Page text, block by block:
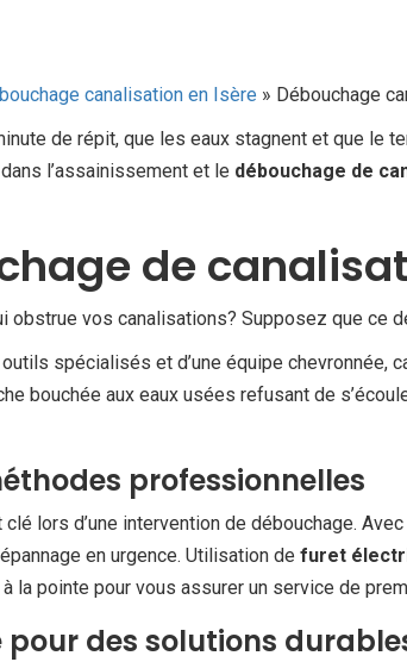
canalisation en Isère » Débouchage
de répit, que les eaux stagnent et que le
l’assainissement et le débouchage de
de
obstrue vos canalisations? Supposez que ce
spécialisés et d’une équipe chevronnée,
bouchée aux eaux usées refusant de
professionnelles
lors d’une intervention de débouchage.
en urgence. Utilisation de furet
la pointe pour vous assurer un service de
des solutions